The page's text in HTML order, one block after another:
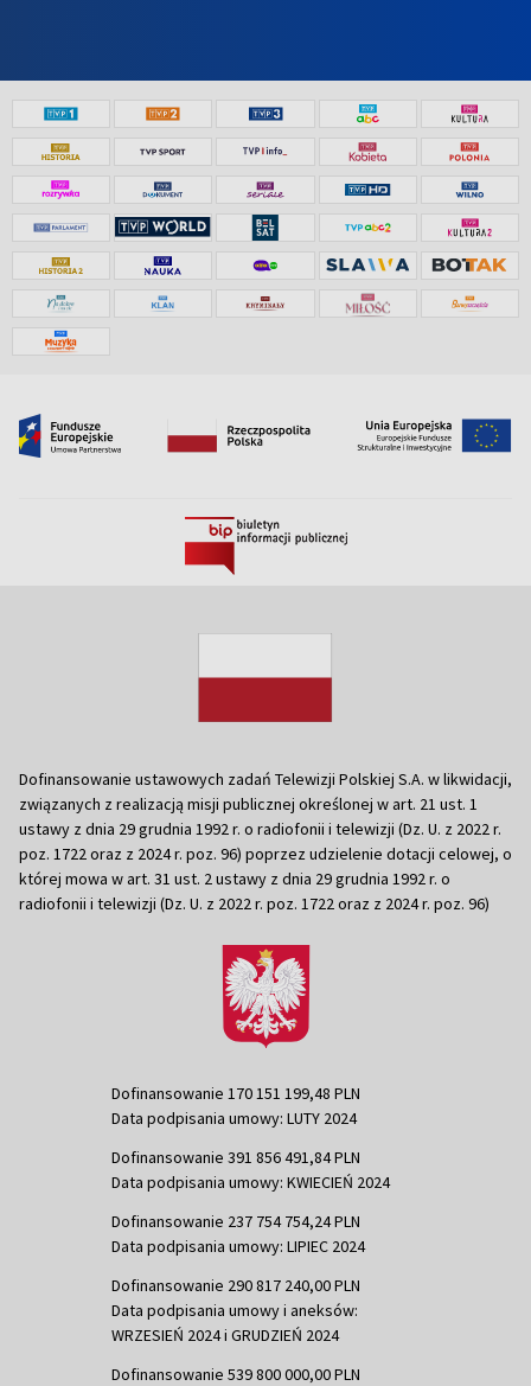
Dofinansowanie ustawowych zadań Telewizji Polskiej S.A. w likwidacji,
związanych z realizacją misji publicznej określonej w art. 21 ust. 1
ustawy z dnia 29 grudnia 1992 r. o radiofonii i telewizji (Dz. U. z 2022 r.
poz. 1722 oraz z 2024 r. poz. 96) poprzez udzielenie dotacji celowej, o
której mowa w art. 31 ust. 2 ustawy z dnia 29 grudnia 1992 r. o
radiofonii i telewizji (Dz. U. z 2022 r. poz. 1722 oraz z 2024 r. poz. 96)
Dofinansowanie 170 151 199,48 PLN
Data podpisania umowy: LUTY 2024
Dofinansowanie 391 856 491,84 PLN
Data podpisania umowy: KWIECIEŃ 2024
Dofinansowanie 237 754 754,24 PLN
Data podpisania umowy: LIPIEC 2024
Dofinansowanie 290 817 240,00 PLN
Data podpisania umowy i aneksów:
WRZESIEŃ 2024 i GRUDZIEŃ 2024
Dofinansowanie 539 800 000,00 PLN